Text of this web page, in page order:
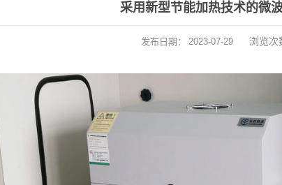
采用新型节能加热技术的微
发布日期： 2023-07-29 浏览次